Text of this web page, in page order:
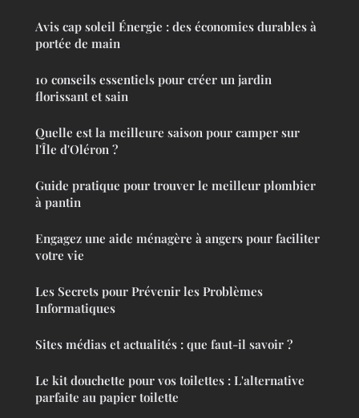
Avis cap soleil Énergie : des économies durables à
portée de main
10 conseils essentiels pour créer un jardin
florissant et sain
Quelle est la meilleure saison pour camper sur
l'Île d'Oléron ?
Guide pratique pour trouver le meilleur plombier
à pantin
Engagez une aide ménagère à angers pour faciliter
votre vie
Les Secrets pour Prévenir les Problèmes
Informatiques
Sites médias et actualités : que faut-il savoir ?
Le kit douchette pour vos toilettes : L'alternative
parfaite au papier toilette